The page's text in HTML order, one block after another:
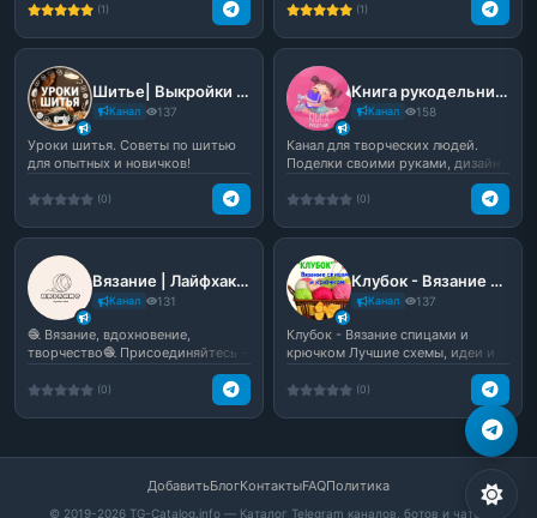
(1) (1)
Шитье| Выкройки | Уроки шитья
Канал 137
Уроки шитья. Советы по шитью
для опытных и новичков!
(0)
Книга рукодельниц | Рукоделие
Канал 158
Канал для творческих людей.
Поделки своими руками, дизайн
(0)
Вязание | Лайфхаки | Уроки
Канал 131
🧶 Вязание, вдохновение,
творчество🧶 Присоединяйтесь -
(0)
Клубок - Вязание спицами и крючком
Канал 137
Клубок - Вязание спицами и
крючком Лучшие схемы, идеи и
(0)
ДобавитьБлогКонтактыFAQПолитика
© 2019-2026 TG-Catalog.info — Каталог Telegram каналов, ботов и чатов